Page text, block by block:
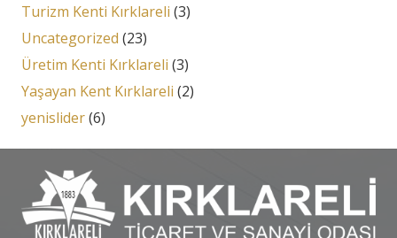
Turizm Kenti Kırklareli (3)
Uncategorized (23)
Üretim Kenti Kırklareli (3)
Yaşayan Kent Kırklareli (2)
yenislider(6)